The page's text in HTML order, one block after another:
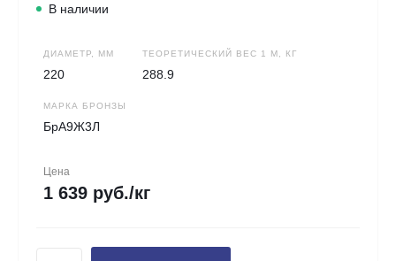
В наличии
ДИАМЕТР, ММ
220
ТЕОРЕТИЧЕСКИЙ ВЕС 1 М, КГ
288.9
МАРКА БРОНЗЫ
БрА9Ж3Л
Цена
1 639 руб./кг